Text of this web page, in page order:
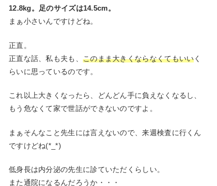
12.8kg。足のサイズは14.5cm。
まぁ小さいんですけどね。
正直。
正直な話、私も夫も、 このまま大きくならなくてもいい く
らいに思っているのです。
これ以上大きくなったら、どんどん手に負えなくなるし、
もう危なくて家で世話ができないのですよ。
まぁそんなこと先生には言えないので、来週検査に行くん
ですけどね(*_*)
低身長は内分泌の先生に診ていただくらしい。
また通院になるんだろうか・・・